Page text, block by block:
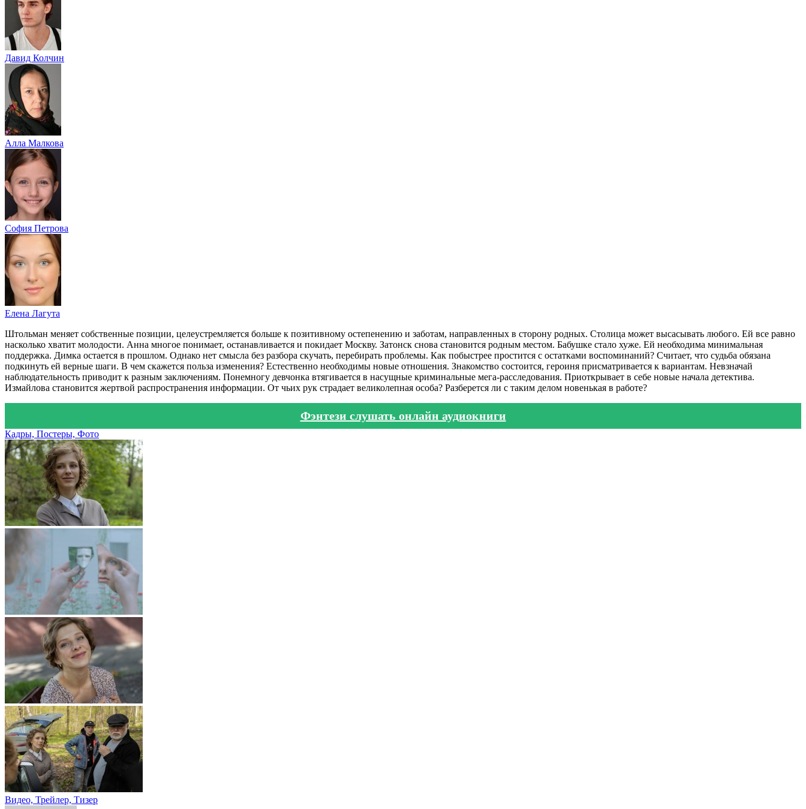
Давид Колчин
Алла Малкова
София Петрова
Елена Лагута
Штольман меняет собственные позиции, целеустремляется больше к позитивному остепенению и заботам, направленных в сторону родных. Столица может высасывать любого. Ей все равно
насколько хватит молодости. Анна многое понимает, останавливается и покидает Москву. Затонск снова становится родным местом. Бабушке стало хуже. Ей необходима минимальная
поддержка. Димка остается в прошлом. Однако нет смысла без разбора скучать, перебирать проблемы. Как побыстрее простится с остатками воспоминаний? Считает, что судьба обязана
подкинуть ей верные шаги. В чем скажется польза изменения? Естественно необходимы новые отношения. Знакомство состоится, героиня присматривается к вариантам. Невзначай
наблюдательность приводит к разным заключениям. Понемногу девчонка втягивается в насущные криминальные мега-расследования. Приоткрывает в себе новые начала детектива.
Измайлова становится жертвой распространения информации. От чьих рук страдает великолепная особа? Разберется ли с таким делом новенькая в работе?
Фэнтези слушать онлайн аудиокниги
Кадры, Постеры, Фото
Видео, Трейлер, Тизер